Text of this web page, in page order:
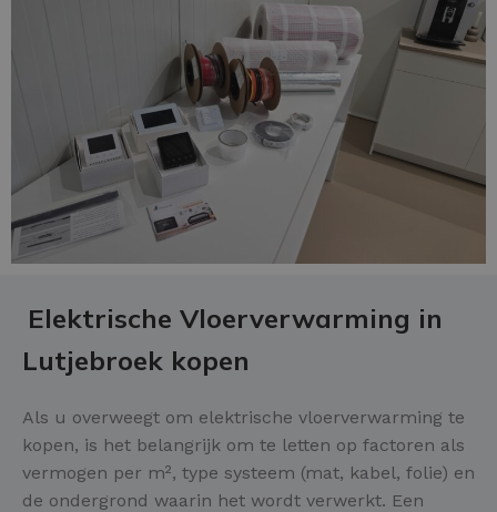
Elektrische Vloerverwarming in
Lutjebroek kopen
Als u overweegt om elektrische vloerverwarming te
kopen, is het belangrijk om te letten op factoren als
vermogen per m², type systeem (mat, kabel, folie) en
de ondergrond waarin het wordt verwerkt. Een